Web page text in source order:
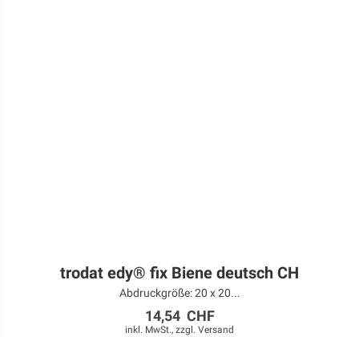
trodat edy® fix Biene deutsch CH
Abdruckgröße: 20 x 20...
14,54 CHF
inkl. MwSt., zzgl. Versand